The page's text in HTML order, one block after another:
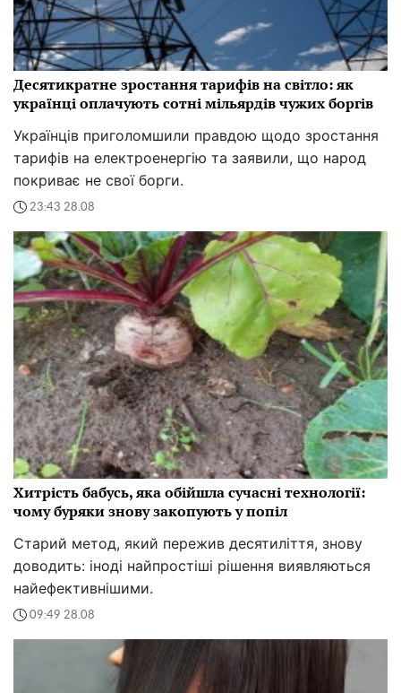
Десятикратне зростання тарифів на світло: як
українці оплачують сотні мільярдів чужих боргів
Українців приголомшили правдою щодо зростання
тарифів на електроенергію та заявили, що народ
покриває не свої борги.
23:43 28.08
Хитрість бабусь, яка обійшла сучасні технології:
чому буряки знову закопують у попіл
Старий метод, який пережив десятиліття, знову
доводить: іноді найпростіші рішення виявляються
найефективнішими.
09:49 28.08